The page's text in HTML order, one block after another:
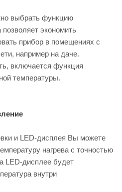
выбрать функцию
экономить
прибор в помещениях с
например на даче.
включается функция
температуры.
и LED-дисплея Вы можете
нагрева с точностью
LED-дисплее будет
внутри